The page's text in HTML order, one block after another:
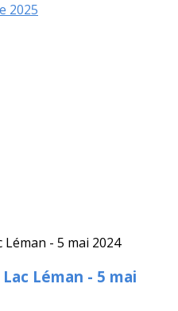
2025
Léman - 5 mai